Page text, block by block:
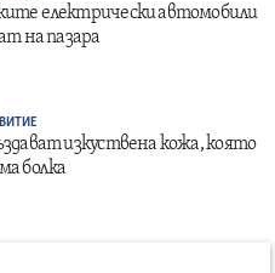
електрически автомобили
на пазара
изкуствена кожа, която
болка